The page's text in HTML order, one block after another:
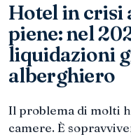
Hotel in crisi
piene: nel
liquidazioni
alberghiero
Il problema di molti
camere. È